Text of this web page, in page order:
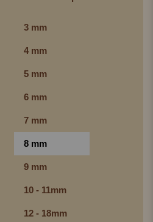
3 mm
4 mm
5 mm
6 mm
7 mm
8 mm
9 mm
10 - 11mm
12 - 18mm